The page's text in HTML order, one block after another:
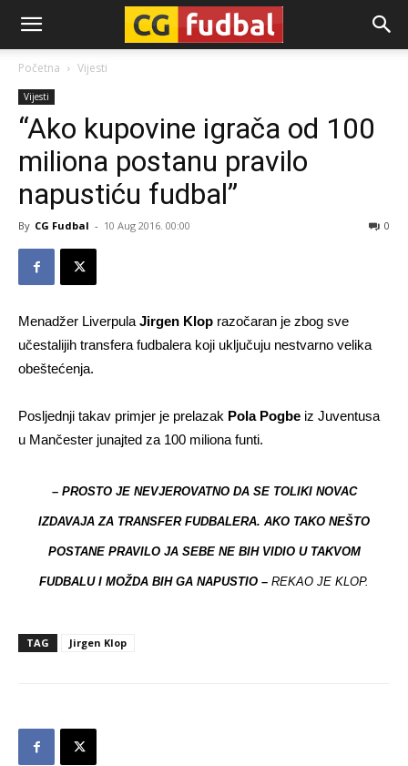
CG-
Fudbal
Početna Vijesti
Vijesti
“Ako kupovine igrača od 100
miliona postanu pravilo
napustiću fudbal”
By CG Fudbal - 10 Aug 2016. 00:00 0
Menadžer Liverpula Jirgen Klop razočaran je zbog sve
učestalijih transfera fudbalera koji uključuju nestvarno velika
obeštećenja.
Posljednji takav primjer je prelazak Pola Pogbe iz Juventusa
u Mančester junajted za 100 miliona funti.
– PROSTO JE NEVJEROVATNO DA SE TOLIKI NOVAC
IZDAVAJA ZA TRANSFER FUDBALERA. AKO TAKO NEŠTO
POSTANE PRAVILO JA SEBE NE BIH VIDIO U TAKVOM
FUDBALU I MOŽDA BIH GA NAPUSTIO – REKAO JE KLOP.
TAG Jirgen Klop